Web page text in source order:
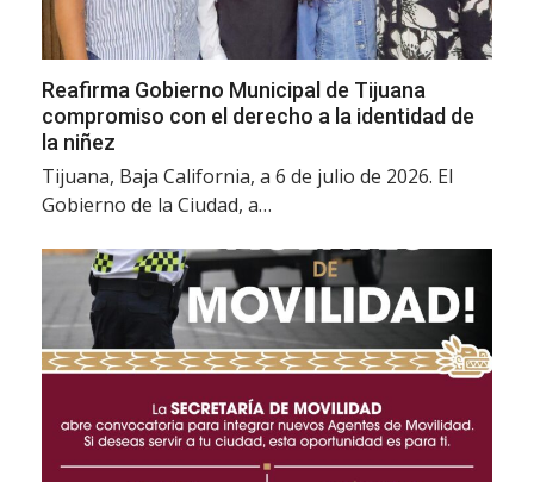
Reafirma Gobierno Municipal de Tijuana
compromiso con el derecho a la identidad de
la niñez
Tijuana, Baja California, a 6 de julio de 2026. El
Gobierno de la Ciudad, a…